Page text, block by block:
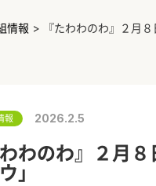
情報 > 『たわわのわ』２月
報 2026.2.5
わわのわ』２月
」